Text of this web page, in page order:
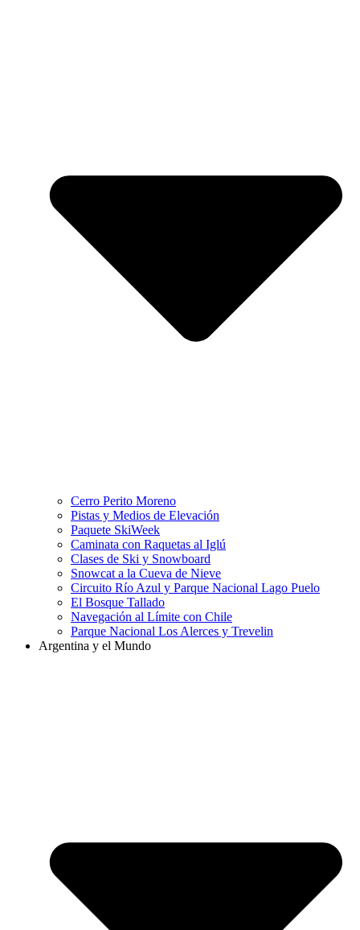
Cerro Perito Moreno
Pistas y Medios de Elevación
Paquete SkiWeek
Caminata con Raquetas al Iglú
Clases de Ski y Snowboard
Snowcat a la Cueva de Nieve
Circuito Río Azul y Parque Nacional Lago Puelo
El Bosque Tallado
Navegación al Límite con Chile
Parque Nacional Los Alerces y Trevelin
Argentina y el Mundo